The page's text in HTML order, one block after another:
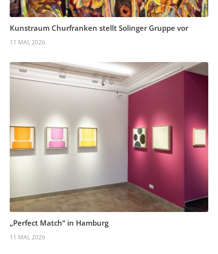
Kunstraum Churfranken stellt Solinger Gruppe vor
11 MAI, 2026
„Perfect Match“ in Hamburg
11 MAI, 2026